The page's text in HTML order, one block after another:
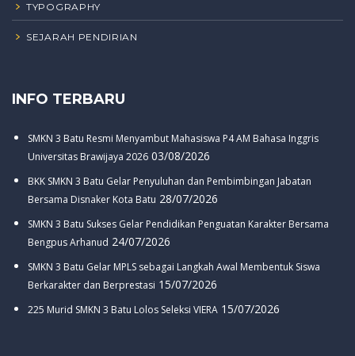
TYPOGRAPHY
SEJARAH PENDIRIAN
INFO TERBARU
SMKN 3 Batu Resmi Menyambut Mahasiswa P4 AM Bahasa Inggris
Universitas Brawijaya 2026 03/08/2026
BKK SMKN 3 Batu Gelar Penyuluhan dan Pembimbingan Jabatan
Bersama Disnaker Kota Batu 28/07/2026
SMKN 3 Batu Sukses Gelar Pendidikan Penguatan Karakter Bersama
Bengpus Arhanud 24/07/2026
SMKN 3 Batu Gelar MPLS sebagai Langkah Awal Membentuk Siswa
Berkarakter dan Berprestasi 15/07/2026
225 Murid SMKN 3 Batu Lolos Seleksi VIERA 15/07/2026